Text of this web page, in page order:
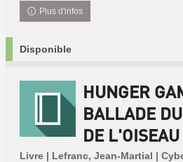
Plus d'infos
Disponible
HUNGER
BALLADE
DE
Livre | Lefranc, Jean-Martial |